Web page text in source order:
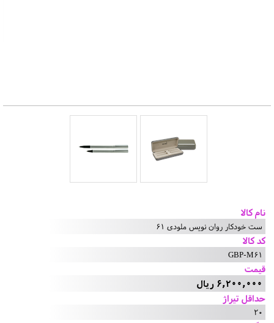
نام کالا
ست خودکار روان نویس ملودی 61
کد کالا
GBP-M61
قیمت
6,200,000 ریال
حداقل تیراژ
20